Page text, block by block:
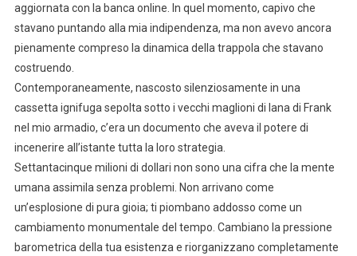
aggiornata con la banca online. In quel momento, capivo che
stavano puntando alla mia indipendenza, ma non avevo ancora
pienamente compreso la dinamica della trappola che stavano
costruendo.
Contemporaneamente, nascosto silenziosamente in una
cassetta ignifuga sepolta sotto i vecchi maglioni di lana di Frank
nel mio armadio, c’era un documento che aveva il potere di
incenerire all’istante tutta la loro strategia.
Settantacinque milioni di dollari non sono una cifra che la mente
umana assimila senza problemi. Non arrivano come
un’esplosione di pura gioia; ti piombano addosso come un
cambiamento monumentale del tempo. Cambiano la pressione
barometrica della tua esistenza e riorganizzano completamente